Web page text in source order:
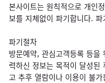
본사이트는 원칙적으로 개인
보를 지체없이 파기합니다.
파기절차
방문예약, 관심고객등록 등을
력하신 정보는 목적이 달성
고 추후 열람이나 이용이 불